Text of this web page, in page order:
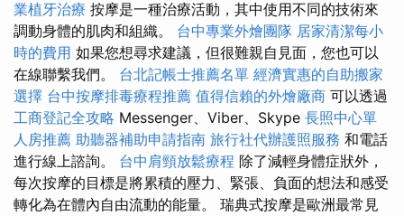
業植牙治療 按摩是一種治療活動，其中使用不同的技術來
調動身體的肌肉和組織。 台中專業外燴團隊 居家清潔每小
時的費用 如果您想尋求建議，但很難親自見面，您也可以
在線聯繫我們。 台北記帳士推薦名單 經濟實惠的自助搬家
選擇 台中按摩排毒療程推薦 值得信賴的外燴廠商 可以透過
工商登記全攻略 Messenger、Viber、Skype 長照中心單
人房推薦 助聽器補助申請指南 旅行社代辦護照服務 和電話
進行線上諮詢。 台中肩頸放鬆療程 除了減輕身體症狀外，
每次按摩的目標是將累積的壓力、緊張、負面的想法和感受
轉化為在體內自由流動的能量。 瑞典式按摩是歐洲最常見